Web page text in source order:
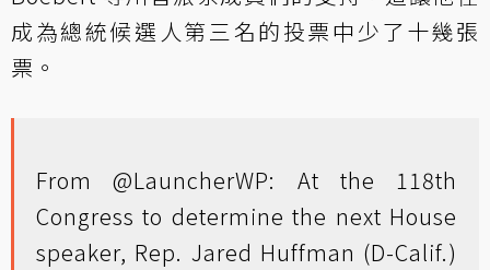
成為總統候選人第三名的投票中少了十幾張
票。
From@LauncherWP: At the 118th
Congress to determine the next House
speaker, Rep. Jared Huffman (D-Calif.)